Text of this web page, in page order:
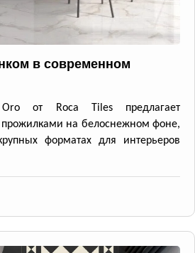
в современном
от Roca Tiles предлагает
на белоснежном фоне,
форматах для интерьеров